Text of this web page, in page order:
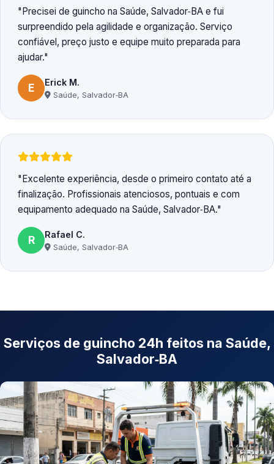
Precisei de guincho na Saúde, Salvador‑BA e fui
surpreendido pela agilidade e organização. Serviço
confiável, preço justo e equipe muito preparada para
ajudar.
E Erick M.
Saúde, Salvador‑BA
Excelente experiência, desde o primeiro contato até a
finalização. Profissionais atenciosos, pontuais e com
equipamento adequado na Saúde, Salvador‑BA.
R Rafael C.
Saúde, Salvador‑BA
Serviços de guincho 24h feitos na Saúde,
Salvador‑BA